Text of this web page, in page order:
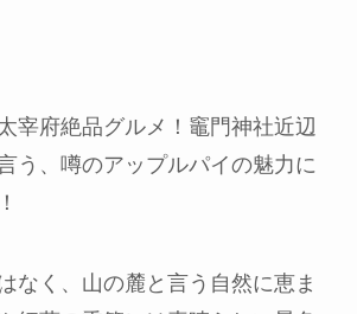
宰府絶品グルメ！竈門神社近辺
う、噂のアップルパイの魅力に
なく、山の麓と言う自然に恵ま